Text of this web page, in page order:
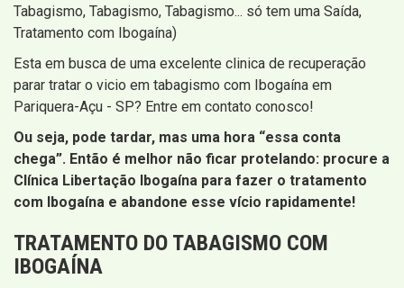
Tabagismo, Tabagismo, Tabagismo... só tem uma Saída,
Tratamento com Ibogaína)
Esta em busca de uma excelente clinica de recuperação
parar tratar o vicio em tabagismo com Ibogaína em
Pariquera-Açu - SP? Entre em contato conosco!
Ou seja, pode tardar, mas uma hora “essa conta
chega”. Então é melhor não ficar protelando: procure a
Clínica Libertação Ibogaína para fazer o tratamento
com Ibogaína e abandone esse vício rapidamente!
TRATAMENTO DO TABAGISMO COM
IBOGAÍNA